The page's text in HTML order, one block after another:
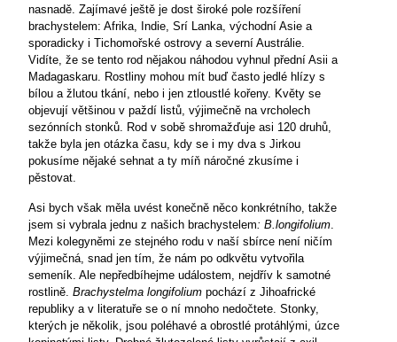
nasnadě. Zajímavé ještě je dost široké pole rozšíření
brachystelem: Afrika, Indie, Srí Lanka, východní Asie a
sporadicky i Tichomořské ostrovy a severní Austrálie.
Vidíte, že se tento rod nějakou náhodou vyhnul přední Asii a
Madagaskaru. Rostliny mohou mít buď často jedlé hlízy s
bílou a žlutou tkání, nebo i jen ztloustlé kořeny. Květy se
objevují většinou v paždí listů, výjimečně na vrcholech
sezónních stonků. Rod v sobě shromažďuje asi 120 druhů,
takže byla jen otázka času, kdy se i my dva s Jirkou
pokusíme nějaké sehnat a ty míň náročné zkusíme i
pěstovat.
Asi bych však měla uvést konečně něco konkrétního, takže
jsem si vybrala jednu z našich brachystelem: B.longifolium.
Mezi kolegyněmi ze stejného rodu v naší sbírce není ničím
výjimečná, snad jen tím, že nám po odkvětu vytvořila
semeník. Ale nepředbíhejme událostem, nejdřív k samotné
rostlině. Brachystelma longifolium pochází z Jihoafrické
republiky a v literatuře se o ní mnoho nedočtete. Stonky,
kterých je několik, jsou poléhavé a obrostlé protáhlými, úzce